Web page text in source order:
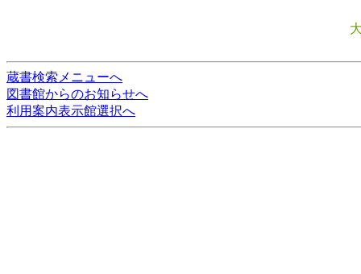
蔵書検索メニューへ
図書館からのお知らせへ
利用案内表示館選択へ